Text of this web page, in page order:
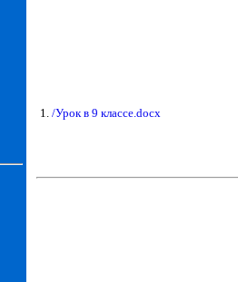
1. /Урок в 9 классе.docx